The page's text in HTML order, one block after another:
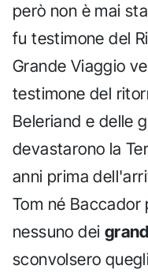
però non è mai
fu testimone del
Grande Viaggio
testimone del
Beleriand e delle
devastarono la
anni prima
Tom né
nessuno dei
sconvolsero